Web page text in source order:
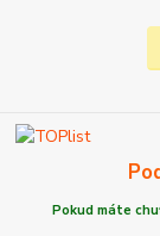
Pokud máte